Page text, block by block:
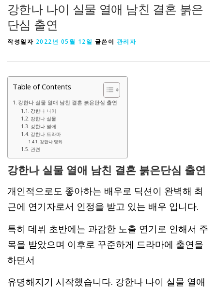
강한나 나이 실물 열애 남친 결혼 붉은
단심 출연
작성일자 2022년 05월 12일 글쓴이 관리자
Table of Contents
강한나 실물 열애 남친 결혼 붉은단심 출연
강한나 나이
강한나 실물
강한나 열애
강한나 드라마
강한나 영화
관련
강한나 실물 열애 남친 결혼 붉은단심 출연
개인적으로도 좋아하는 배우로 딕션이 완벽해 최
근에 연기자로서 인정을 받고 있는 배우 입니다.
특히 데뷔 초반에는 과감한 노출 연기로 인해서 주
목을 받았으며 이후로 꾸준하게 드라마에 출연을
하면서
유명해지기 시작했습니다. 강한나 나이 실물 열애